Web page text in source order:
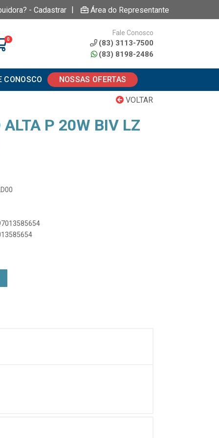
- Cadastrar | Área do Representante
0
Fale Conosco
(83) 3113-7500
(83) 8198-2486
CONOSCO NOSSAS OFERTAS
VOLTAR
P 20W BIV LZ